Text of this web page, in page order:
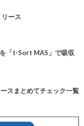
ース
「t-Sort MAS」で吸収
スまとめてチェック一覧